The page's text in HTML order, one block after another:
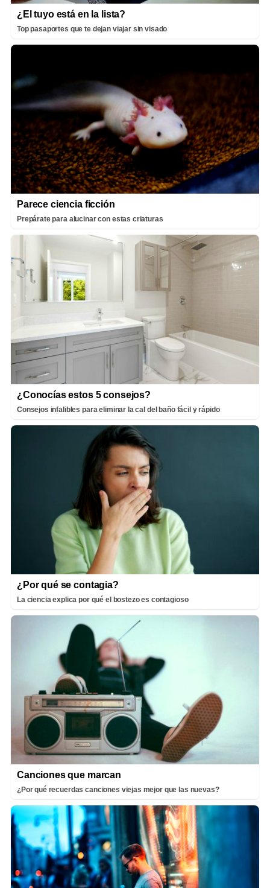
¿El tuyo está en la lista?
Top pasaportes que te dejan viajar sin visado
Parece ciencia ficción
Prepárate para alucinar con estas criaturas
¿Conocías estos 5 consejos?
Consejos infalibles para eliminar la cal del baño fácil y rápido
¿Por qué se contagia?
La ciencia explica por qué el bostezo es contagioso
Canciones que marcan
¿Por qué recuerdas canciones viejas mejor que las nuevas?